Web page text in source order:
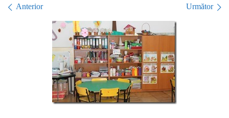
Navigare în imagini
Anterior Următor